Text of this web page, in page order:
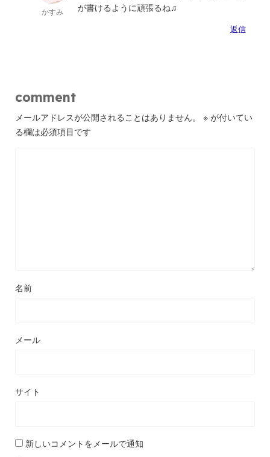
かすみ
が書けるように頑張るね♫
返信
comment
メールアドレスが公開されることはありません。 ※ が付いてい
る欄は必須項目です
名前
メール
サイト
新しいコメントをメールで通知